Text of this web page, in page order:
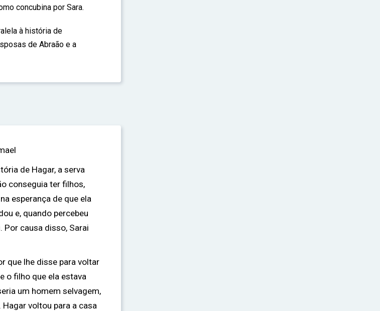
concubina por Sara.
à história de
de Abraão e a
de Hagar, a serva
conseguia ter filhos,
esperança de que ela
e, quando percebeu
Por causa disso, Sarai
que lhe disse para voltar
o filho que ela estava
um homem selvagem,
voltou para a casa